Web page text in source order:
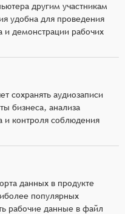
другим участникам
удобна для проведения
и демонстрации рабочих
сохранять аудиозаписи
бизнеса, анализа
и контроля соблюдения
данных в продукте
популярных
рабочие данные в файл